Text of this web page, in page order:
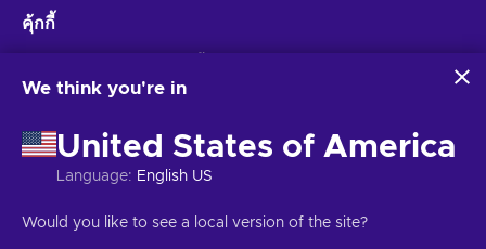
ลิขสิทธิ์ © 2026 Eneba. สงวนลิขสิทธิ์. JSC “Helis play”, Gyneju St. 4-333, วิ
คุ้กกี้
รวบรวมและวิเคราะห์ข้อมูลเกี่ยวกับผู้ใช้เว็บไซต์นี้ เราใช้ข้อมูลนี้เพื่อ
บุคคลของคุณอาจถูกนำไปใช้เพื่อปรับแต่งโฆษณา
การคลิก 'ยอมรับทั้งหมด' หมายความว่าคุณยินยอมให้ Eneba และ
พันธมิตรใช้เทคโนโลยีเหล่านี้ คุณสามารถปรับเปลี่ยนความยินยอม
สำหรับข้อมูลเพิ่มเติมเกี่ยวกับวิธีที่ Google ใช้ข้อมูลของคุณ โปรดดู
We think you're in
United States of America
Language: English US
Would you like to see a local version of the site?